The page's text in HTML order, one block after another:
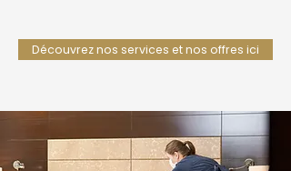
Découvrez nos services et nos offres ici